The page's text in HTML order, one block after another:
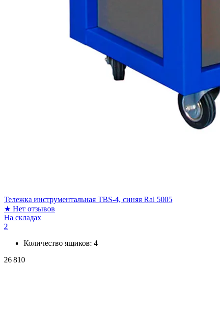
Тележка инструментальная TBS-4, синяя Ral 5005
★ Нет отзывов
На складах
2
Количество ящиков: 4
26 810